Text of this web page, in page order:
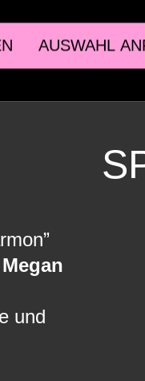
Megan
und
AUSWAHL